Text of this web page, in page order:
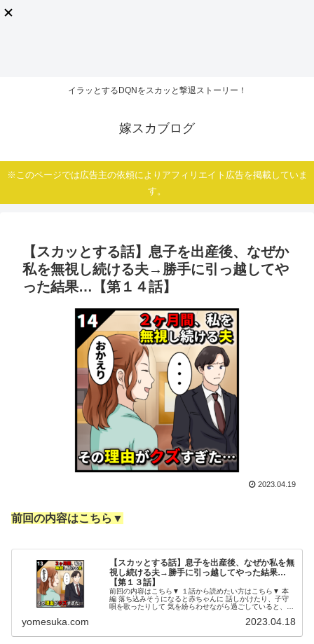
イラッとするDQNをスカッと撃退ストーリー！
嫁スカブログ
※このページでは広告主の依頼によりアフィリエイト広告を掲載していま
す。
【スカッとする話】息子を出産後、なぜか
私を無視し続ける夫→勝手に引っ越してや
った結果…【第１４話】
2023.04.19
前回の内容はこちら▼
【スカッとする話】息子を出産後、なぜか私を無
視し続ける夫→勝手に引っ越してやった結果…
【第１３話】
前回の内容はこちら▼ １話から読めたい方はこちら▼ 本
編 落ち込みそうになると赤ちゃんに 話しかけたり、子守
唄を歌ったりして 気を紛らわせながら過ごしていると、
yomesuka.com 2023.04.18